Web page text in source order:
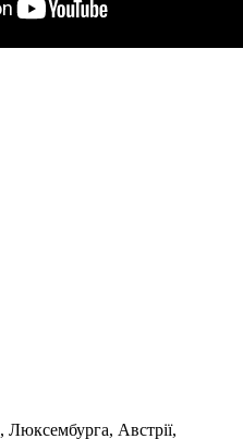
Люксембурга, Австрії,